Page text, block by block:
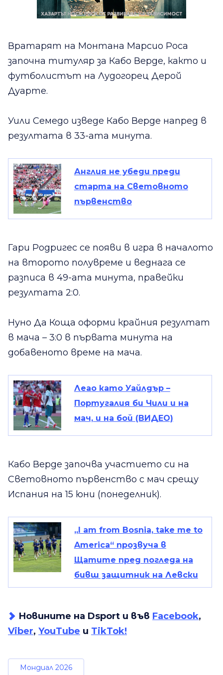
Вратарят на Монтана Марсио Роса
започна титуляр за Кабо Верде, както и
футболистът на Лудогорец Дерой
Дуарте.
Уили Семедо изведе Кабо Верде напред в
резултата в 33-ата минута.
Англия не убеди преди
старта на Световното
първенство
Гари Родригес се появи в игра в началото
на второто полувреме и веднага се
разписа в 49-ата минута, правейки
резултата 2:0.
Нуно Да Коща оформи крайния резултат
в мача – 3:0 в първата минута на
добавеното време на мача.
Леао като Уайлдър –
Португалия би Чили и на
мач, и на бой (ВИДЕО)
Кабо Верде започва участието си на
Световното първенство с мач срещу
Испания на 15 юни (понеделник).
„I am from Bosnia, take me to
America“ прозвуча в
Щатите пред погледа на
бивш защитник на Левски
Новините на Dsport и във Facebook,
Viber, YouTube и TikTok!
Мондиал 2026